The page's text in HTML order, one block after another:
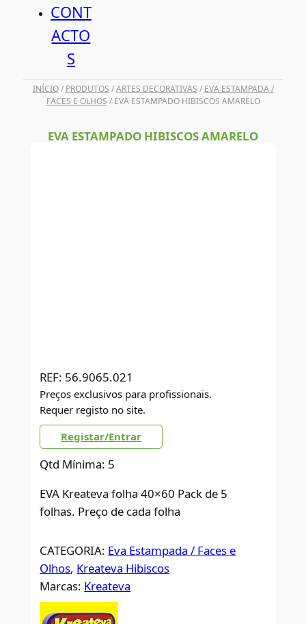
CONT
ACTO
S
INÍCIO/ PRODUTOS /ARTES DECORATIVAS / EVA ESTAMPADA /
FACES E OLHOS / EVA ESTAMPADO HIBISCOS AMARELO
EVA ESTAMPADO HIBISCOS AMARELO
REF: 56.9065.021
Preços exclusivos para profissionais.
Requer registo no site.
Registar/Entrar
Qtd Mínima: 5
EVA Kreateva folha 40×60 Pack de 5
folhas. Preço de cada folha
CATEGORIA: Eva Estampada / Faces e
Olhos, Kreateva Hibiscos
Marcas: Kreateva